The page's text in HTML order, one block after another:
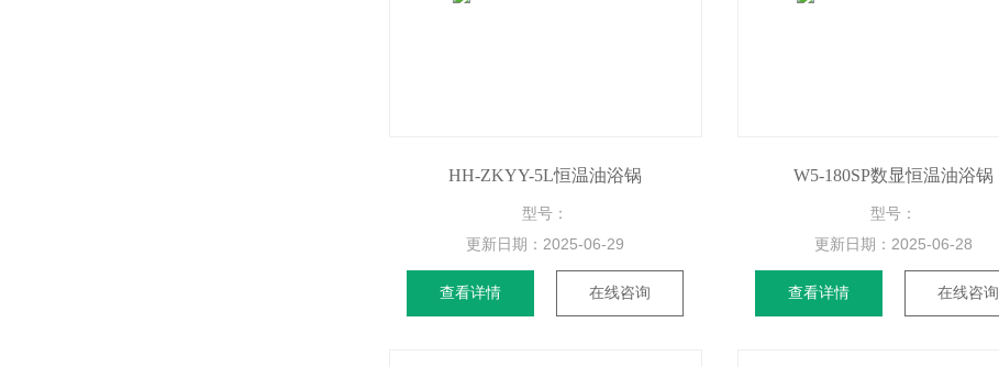
HH-ZKYY-5L恒温油浴锅
型号：
更新日期： 2025-06-29
查看详情 在线咨询
W5-180SP数显恒温油浴锅
型号：
更新日期： 2025-06-28
查看详情 在线咨询